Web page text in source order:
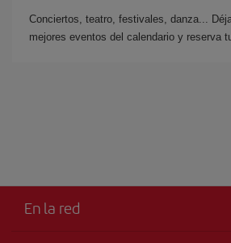
Conciertos, teatro, festivales, danza...
mejores eventos del calendario y reserva
En la red